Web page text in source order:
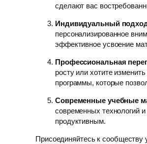
сделают вас
Индивидуальный
персонализированное
эффективное усвоение
Профессиональная
росту или хотите
программы, которые
Современные учебные
современных технологий
продуктивным.
Присоединяйтесь к